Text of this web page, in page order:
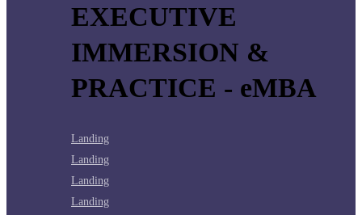
EXECUTIVE
IMMERSION &
PRACTICE - eMBA
Landing
Landing
Landing
Landing